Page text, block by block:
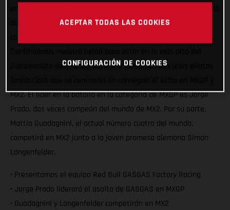
aumentado nuestro compromiso con un equipo
Campeonato del Mundo, para ello contamos con unos pilotos
MX2. El líder en la batalla en la categoría de MXGP es Jorge
Prado, dos veces campeón del mundo de MX2. Por su parte,
Mattia Guadagnini, el actual número cuatro del mundo,
competirá en MX2 junto a la joven promesa alemana Simon
Langenfelder.
• Presentamos el equipo Red Bull GASGAS Factory Racing
• Jorge Prado liderará el asalto de GASGAS en MXGP
• Guadagnini y Langenfelder competirán en MX2
ACEPTAR TODAS LAS COOKIES
CONFIGURACIÓN DE COOKIES